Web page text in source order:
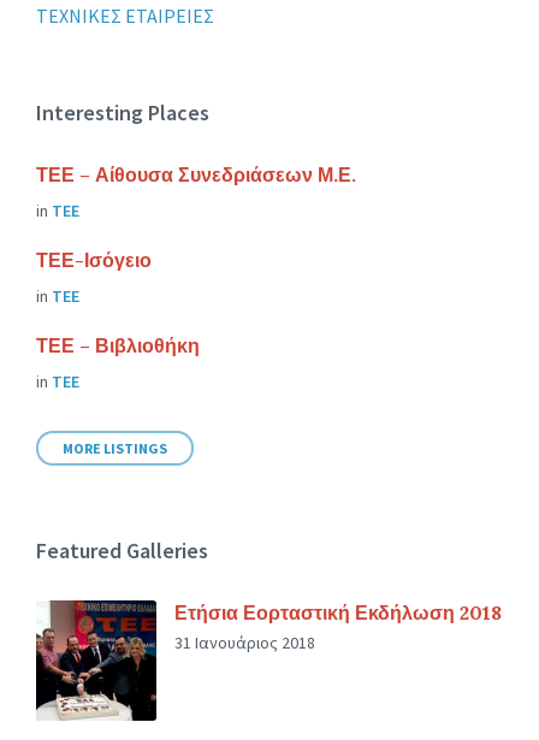
ΤΕΧΝΙΚΕΣ ΕΤΑΙΡΕΙΕΣ
Interesting Places
ΤΕΕ – Αίθουσα Συνεδριάσεων Μ.Ε.
in ΤΕΕ
ΤΕΕ-Ισόγειο
in ΤΕΕ
ΤΕΕ – Βιβλιοθήκη
in ΤΕΕ
MORE LISTINGS
Featured Galleries
Ετήσια Εορταστική Εκδήλωση 2018
31 Ιανουάριος 2018